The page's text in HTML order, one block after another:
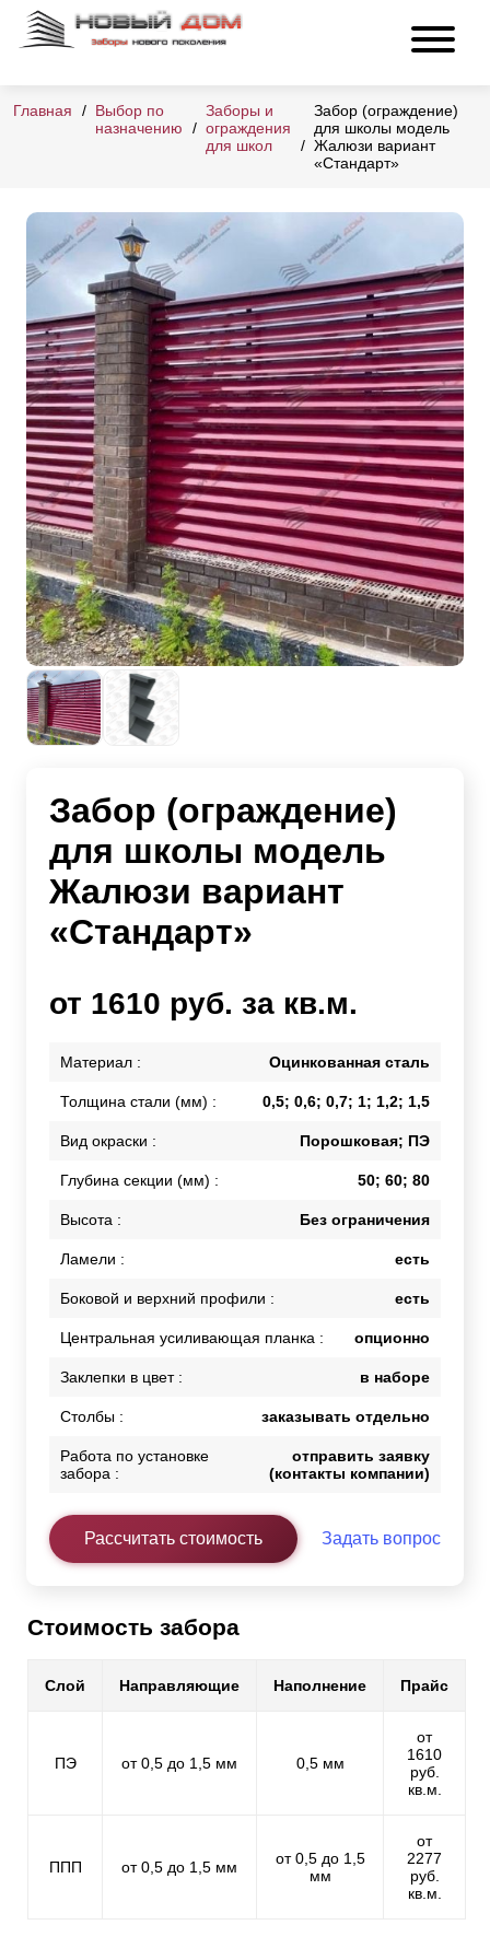
Главная
Выбор по
назначению
Заборы и
ограждения
для школ
Забор (ограждение)
для школы модель
Жалюзи вариант
«Стандарт»
Забор (ограждение)
для школы модель
Жалюзи вариант
«Стандарт»
от 1610 руб. за кв.м.
Материал : Оцинкованная сталь
Толщина стали (мм) : 0,5; 0,6; 0,7; 1; 1,2; 1,5
Вид окраски : Порошковая; ПЭ
Глубина секции (мм) : 50; 60; 80
Высота : Без ограничения
Ламели : есть
Боковой и верхний профили : есть
Центральная усиливающая планка : опционно
Заклепки в цвет : в наборе
Столбы : заказывать отдельно
Работа по установке
забора :
отправить заявку
(контакты компании)
Рассчитать стоимость Задать вопрос
Стоимость забора
Слой Направляющие Наполнение Прайс
ПЭ от 0,5 до 1,5 мм 0,5 мм
от
1610
руб.
кв.м.
ППП от 0,5 до 1,5 мм
от 0,5 до 1,5
мм
от
2277
руб.
кв.м.